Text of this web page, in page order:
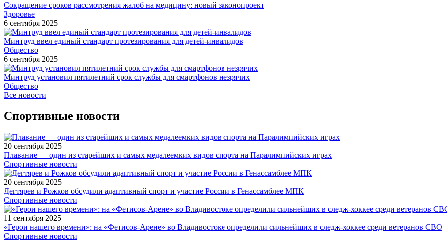
Сокращение сроков рассмотрения жалоб на медицину: новый законопроект
Здоровье
6 сентября 2025
Минтруд ввел единый стандарт протезирования для детей-инвалидов
Общество
6 сентября 2025
Минтруд установил пятилетний срок службы для смартфонов незрячих
Общество
Все новости
Спортивные новости
20 сентября 2025
Плавание — один из старейших и самых медалеемких видов спорта на Паралимпийских играх
Спортивные новости
20 сентября 2025
Дегтярев и Рожков обсудили адаптивный спорт и участие России в Генассамблее МПК
Спортивные новости
11 сентября 2025
«Герои нашего времени»: на «Фетисов-Арене» во Владивостоке определили сильнейших в следж-хоккее среди ветеранов СВО
Спортивные новости